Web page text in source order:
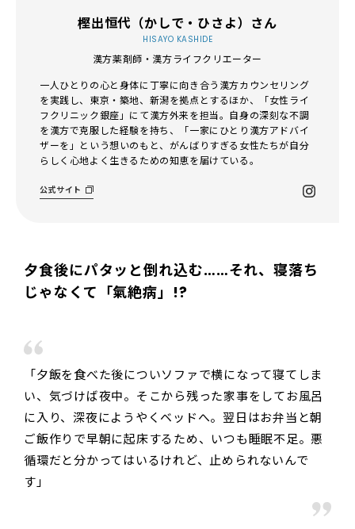
樫出恒代（かしで・ひさよ）さん
HISAYO KASHIDE
漢方薬剤師・漢方ライフクリエーター
一人ひとりの心と身体に丁寧に向き合う漢方カウンセリング
を実践し、東京・築地、新潟を拠点とするほか、「女性ライ
フクリニック銀座」にて漢方外来を担当。自身の深刻な不調
を漢方で克服した経験を持ち、「一家にひとり漢方アドバイ
ザーを」という想いのもと、がんばりすぎる女性たちが自分
らしく心地よく生きるための知恵を届けている。
公式サイト
夕食後にパタッと倒れ込む……それ、寝落ち
じゃなくて「氣絶病」!?
「夕飯を食べた後についソファで横になって寝てしま
い、気づけば夜中。そこから残った家事をしてお風呂
に入り、深夜にようやくベッドへ。翌日はお弁当と朝
ご飯作りで早朝に起床するため、いつも睡眠不足。悪
循環だと分かってはいるけれど、止められないんで
す」